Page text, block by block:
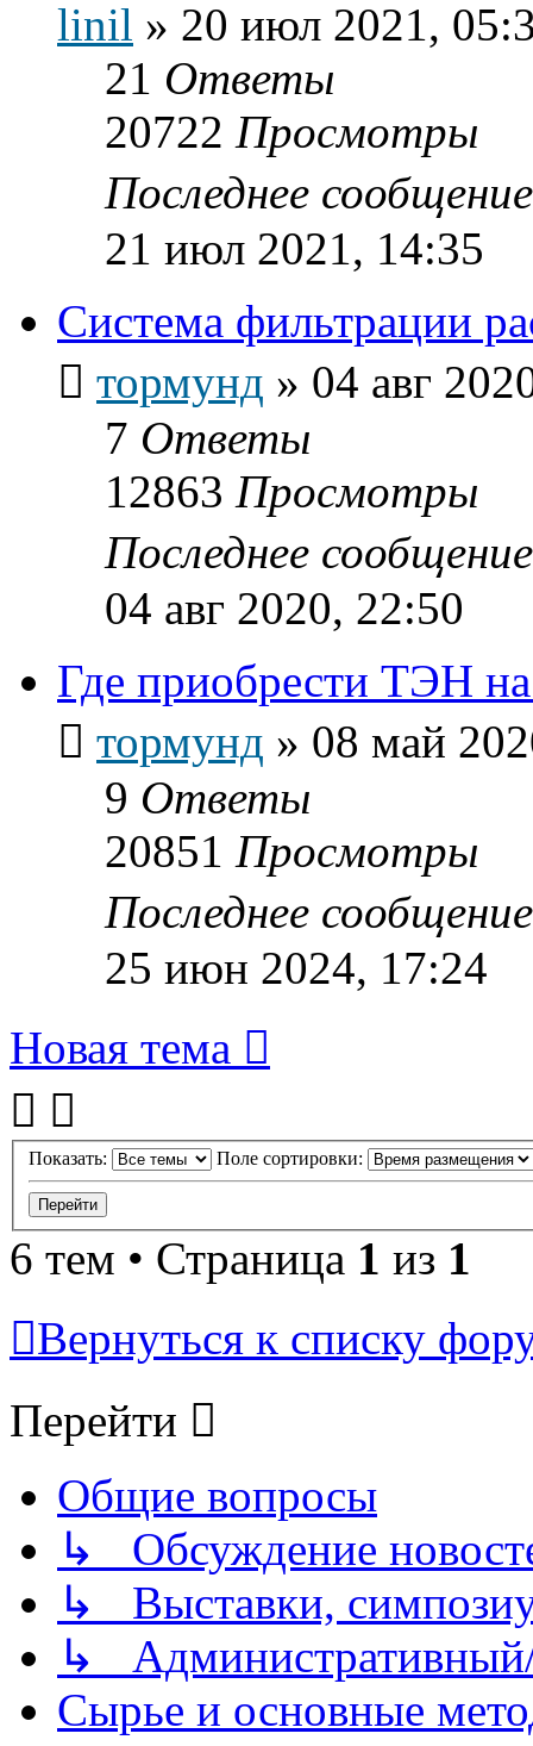
linil » 20 июл 2021,
21 Ответы
20722 Просмотры
Последнее
21 июл 2021, 14:35
Система фильтрации
тормунд » 04 авг
7 Ответы
12863 Просмотры
Последнее
04 авг 2020, 22:50
Где приобрести ТЭН на
тормунд » 08 май
9 Ответы
20851 Просмотры
Последнее
25 июн 2024, 17:24
Новая тема
Показать: Поле сортировки:
6 тем • Страница 1 из 1
Вернуться к списку
Перейти
Общие вопросы
↳ Обсуждение
↳ Выставки,
↳
Сырье и основные